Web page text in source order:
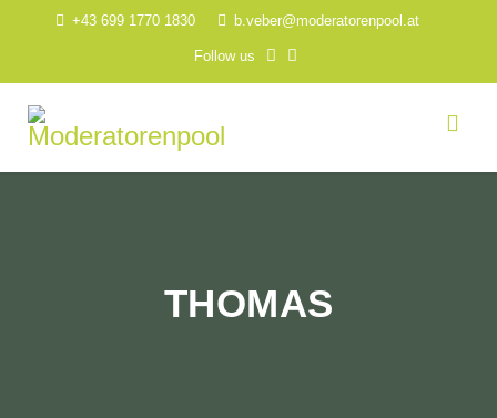
+43 699 1770 1830 b.veber@moderatorenpool.at
Follow us
THOMAS